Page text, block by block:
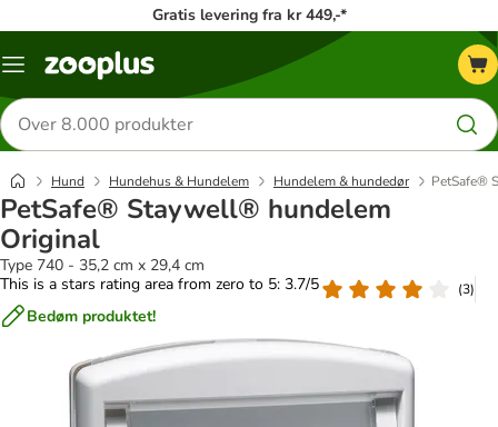
Gratis levering fra kr 449,-*
Menu
Søg
efter
produkter
Hund Hundehus & Hundelem Hundelem & hundedør PetSafe®
PetSafe® Staywell® hundelem
Original
Type 740 - 35,2 cm x 29,4 cm
This is a stars rating area from zero to 5: 3.7/5
(3)
Bedøm produktet!